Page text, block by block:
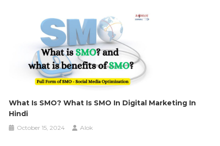
What Is SMO? What Is SMO In Digital Marketing In
Hindi
October 15, 2024 Alok